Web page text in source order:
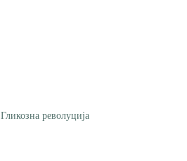
Гликозна револуција